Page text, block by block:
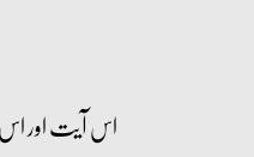
اس آیت اور